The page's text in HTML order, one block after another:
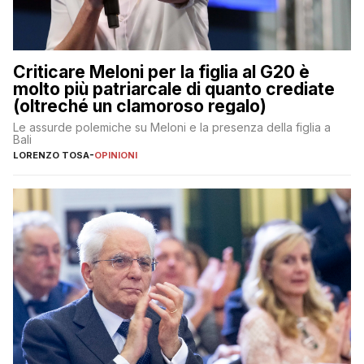
Criticare Meloni per la figlia al G20 è
molto più patriarcale di quanto crediate
(oltreché un clamoroso regalo)
Le assurde polemiche su Meloni e la presenza della figlia a
Bali
LORENZO TOSA-OPINIONI